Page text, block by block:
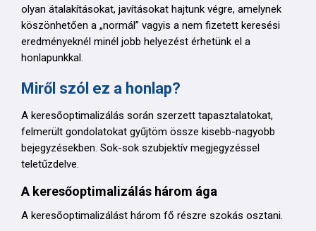
olyan átalakításokat, javításokat hajtunk végre, amelynek
köszönhetően a „normál” vagyis a nem fizetett keresési
eredményeknél minél jobb helyezést érhetünk el a
honlapunkkal.
Miről szól ez a honlap?
A keresőoptimalizálás során szerzett tapasztalatokat,
felmerült gondolatokat gyűjtöm össze kisebb-nagyobb
bejegyzésekben. Sok-sok szubjektív megjegyzéssel
teletűzdelve.
A keresőoptimalizálás három ága
A keresőoptimalizálást három fő részre szokás osztani.